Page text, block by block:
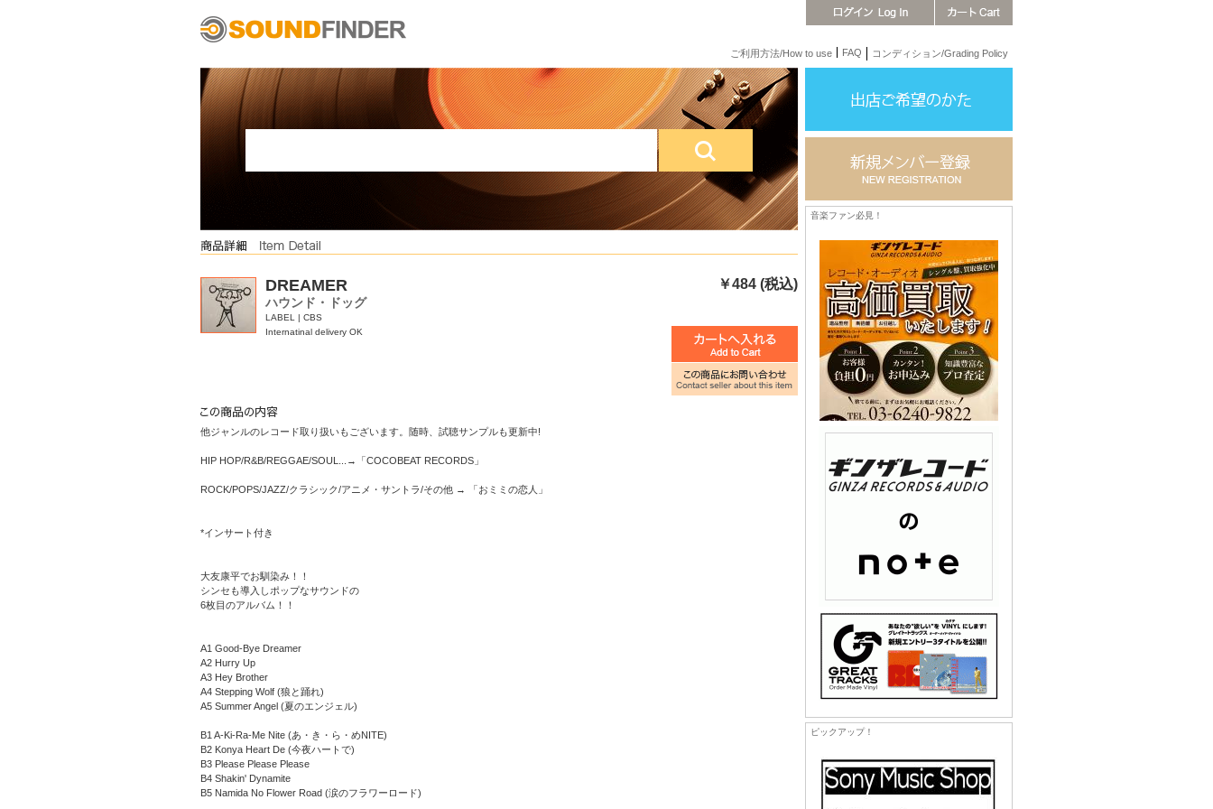
ご利用方法/How to use FAQ コンディション/Grading Policy
DREAMER ￥484 (税込)
ハウンド・ドッグ
LABEL | CBS
Internatinal delivery OK
他ジャンルのレコード取り扱いもございます。随時、試聴サンプルも更新中!
HIP HOP/R&B/REGGAE/SOUL...→「COCOBEAT RECORDS」
ROCK/POPS/JAZZ/クラシック/アニメ・サントラ/その他 → 「おミミの恋人」
*インサート付き
大友康平でお馴染み！！
シンセも導入しポップなサウンドの
6枚目のアルバム！！
A1 Good-Bye Dreamer
A2 Hurry Up
A3 Hey Brother
A4 Stepping Wolf (狼と踊れ)
A5 Summer Angel (夏のエンジェル)
B1 A-Ki-Ra-Me Nite (あ・き・ら・めNITE)
B2 Konya Heart De (今夜ハートで)
B3 Please Please Please
B4 Shakin' Dynamite
B5 Namida No Flower Road (涙のフラワーロード)
音楽ファン必見！
ピックアップ！